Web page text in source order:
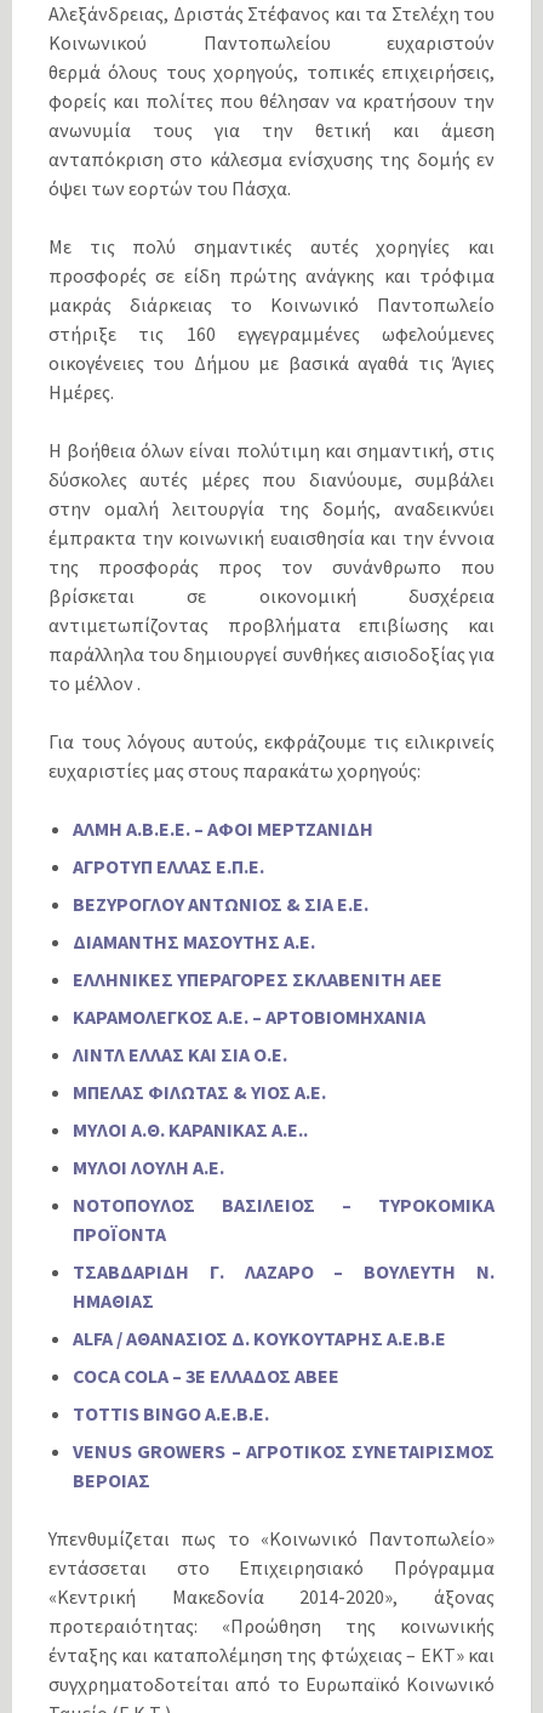
Αλεξάνδρειας, Δριστάς Στέφανος και τα Στελέχη του
Κοινωνικού Παντοπωλείου ευχαριστούν
θερμά όλους τους χορηγούς, τοπικές επιχειρήσεις,
φορείς και πολίτες που θέλησαν να κρατήσουν την
ανωνυμία τους για την θετική και άμεση
ανταπόκριση στο κάλεσμα ενίσχυσης της δομής εν
όψει των εορτών του Πάσχα.
Με τις πολύ σημαντικές αυτές χορηγίες και
προσφορές σε είδη πρώτης ανάγκης και τρόφιμα
μακράς διάρκειας το Κοινωνικό Παντοπωλείο
στήριξε τις 160 εγγεγραμμένες ωφελούμενες
οικογένειες του Δήμου με βασικά αγαθά τις Άγιες
Ημέρες.
Η βοήθεια όλων είναι πολύτιμη και σημαντική, στις
δύσκολες αυτές μέρες που διανύουμε, συμβάλει
στην ομαλή λειτουργία της δομής, αναδεικνύει
έμπρακτα την κοινωνική ευαισθησία και την έννοια
της προσφοράς προς τον συνάνθρωπο που
βρίσκεται σε οικονομική δυσχέρεια
αντιμετωπίζοντας προβλήματα επιβίωσης και
παράλληλα του δημιουργεί συνθήκες αισιοδοξίας για
το μέλλον .
Για τους λόγους αυτούς, εκφράζουμε τις ειλικρινείς
ευχαριστίες μας στους παρακάτω χορηγούς:
ΑΛΜΗ Α.Β.Ε.Ε. – ΑΦΟΙ ΜΕΡΤΖΑΝΙΔΗ
ΑΓΡΟΤΥΠ ΕΛΛΑΣ Ε.Π.Ε.
ΒΕΖΥΡΟΓΛΟΥ ΑΝΤΩΝΙΟΣ & ΣΙΑ Ε.Ε.
ΔΙΑΜΑΝΤΗΣ ΜΑΣΟΥΤΗΣ Α.Ε.
ΕΛΛΗΝΙΚΕΣ ΥΠΕΡΑΓΟΡΕΣ ΣΚΛΑΒΕΝΙΤΗ ΑΕΕ
ΚΑΡΑΜΟΛΕΓΚΟΣ Α.Ε. – ΑΡΤΟΒΙΟΜΗΧΑΝΙΑ
ΛΙΝΤΛ ΕΛΛΑΣ ΚΑΙ ΣΙΑ Ο.Ε.
ΜΠΕΛΑΣ ΦΙΛΩΤΑΣ & ΥΙΟΣ Α.Ε.
ΜΥΛΟΙ Α.Θ. ΚΑΡΑΝΙΚΑΣ Α.Ε..
ΜΥΛΟΙ ΛΟΥΛΗ Α.Ε.
ΝΟΤΟΠΟΥΛΟΣ ΒΑΣΙΛΕΙΟΣ – ΤΥΡΟΚΟΜΙΚΑ
ΠΡΟΪΟΝΤΑ
ΤΣΑΒΔΑΡΙΔΗ Γ. ΛΑΖΑΡΟ – ΒΟΥΛΕΥΤΗ Ν.
ΗΜΑΘΙΑΣ
ALFA / AΘΑΝΑΣΙΟΣ Δ. ΚΟΥΚΟΥΤΑΡΗΣ Α.Ε.Β.Ε
COCA COLA – 3E ΕΛΛΑΔΟΣ ΑΒΕΕ
TOTTIS BINGO A.E.B.E.
VENUS GROWERS – ΑΓΡΟΤΙΚΟΣ ΣΥΝΕΤΑΙΡΙΣΜΟΣ
ΒΕΡΟΙΑΣ
Υπενθυμίζεται πως το «Κοινωνικό Παντοπωλείο»
εντάσσεται στο Επιχειρησιακό Πρόγραμμα
«Κεντρική Μακεδονία 2014-2020», άξονας
προτεραιότητας: «Προώθηση της κοινωνικής
ένταξης και καταπολέμηση της φτώχειας – ΕΚΤ» και
συγχρηματοδοτείται από το Ευρωπαϊκό Κοινωνικό